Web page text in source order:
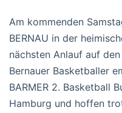
Am kommenden
BERNAU in der
nächsten Anlauf auf
Bernauer Basketballer
BARMER 2. Basketball
Hamburg und hoffen